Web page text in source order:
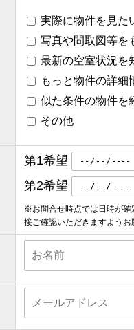
実際に物件を見た
写真や間取図等を
最新の空室状況を
もっと物件の詳細
似た条件の物件を
その他
第1希望
第2希望
※お問合せ時点では日時が確
接ご確認いただきますようお